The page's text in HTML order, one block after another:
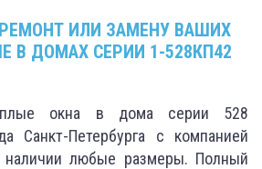
ИЛИ ЗАМЕНУ ВАШИХ
В ДОМАХ СЕРИИ 1-528КП42
окна в дома серии 528
Санкт-Петербурга с компанией
любые размеры. Полный